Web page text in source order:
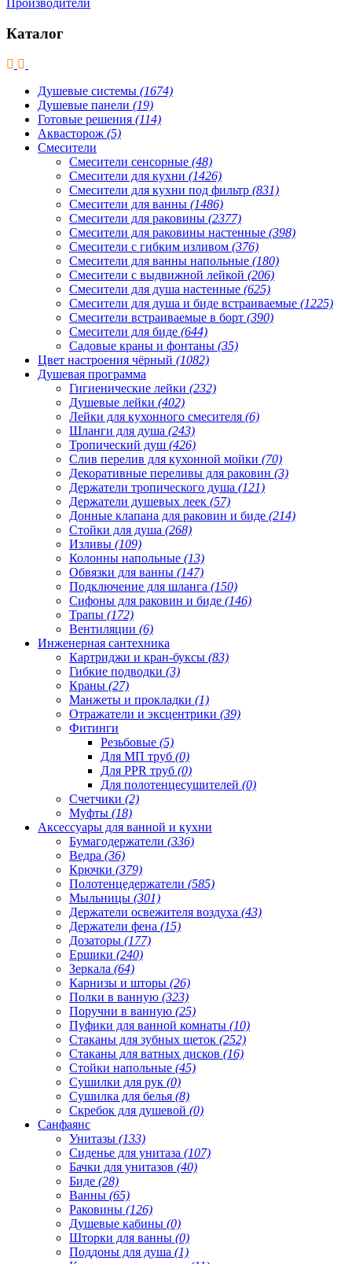
Производители
Каталог
Душевые системы (1674)
Душевые панели (19)
Готовые решения (114)
Аквасторож (5)
Смесители
Смесители сенсорные (48)
Смесители для кухни (1426)
Смесители для кухни под фильтр (831)
Смесители для ванны (1486)
Смесители для раковины (2377)
Смесители для раковины настенные (398)
Смесители с гибким изливом (376)
Смесители для ванны напольные (180)
Смесители с выдвижной лейкой (206)
Смесители для душа настенные (625)
Смесители для душа и биде встраиваемые (1225)
Смесители встраиваемые в борт (390)
Смесители для биде (644)
Садовые краны и фонтаны (35)
Цвет настроения чёрный (1082)
Душевая программа
Гигиенические лейки (232)
Душевые лейки (402)
Лейки для кухонного смесителя (6)
Шланги для душа (243)
Тропический душ (426)
Слив перелив для кухонной мойки (70)
Декоративные переливы для раковин (3)
Держатели тропического душа (121)
Держатели душевых леек (57)
Донные клапана для раковин и биде (214)
Стойки для душа (268)
Изливы (109)
Колонны напольные (13)
Обвязки для ванны (147)
Подключение для шланга (150)
Сифоны для раковин и биде (146)
Трапы (172)
Вентиляции (6)
Инженерная сантехника
Картриджи и кран-буксы (83)
Гибкие подводки (3)
Краны (27)
Манжеты и прокладки (1)
Отражатели и эксцентрики (39)
Фитинги
Резьбовые (5)
Для МП труб (0)
Для PPR труб (0)
Для полотенцесушителей (0)
Счетчики (2)
Муфты (18)
Аксессуары для ванной и кухни
Бумагодержатели (336)
Ведра (36)
Крючки (379)
Полотенцедержатели (585)
Мыльницы (301)
Держатели освежителя воздуха (43)
Держатели фена (15)
Дозаторы (177)
Ершики (240)
Зеркала (64)
Карнизы и шторы (26)
Полки в ванную (323)
Поручни в ванную (25)
Пуфики для ванной комнаты (10)
Стаканы для зубных щеток (252)
Стаканы для ватных дисков (16)
Стойки напольные (45)
Сушилки для рук (0)
Сушилка для белья (8)
Скребок для душевой (0)
Санфаянс
Унитазы (133)
Сиденье для унитаза (107)
Бачки для унитазов (40)
Биде (28)
Ванны (65)
Раковины (126)
Душевые кабины (0)
Шторки для ванны (0)
Поддоны для душа (1)